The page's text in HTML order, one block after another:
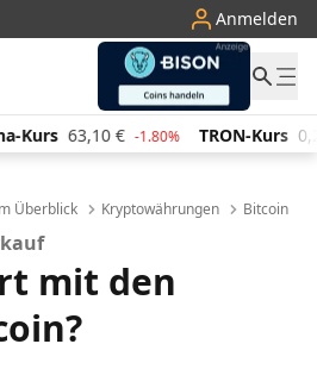
Anmelden
63,10 € -1.80% TRON-Kurs
Überblick Kryptowährungen Bitcoin
mit den